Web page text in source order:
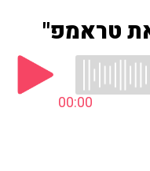
טראמפ"
00:00